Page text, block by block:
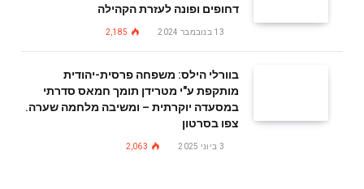
דחופים ופונה לעזרת הקהילה
13 בנובמבר 2024 2,185
בוורלי הילס: משפחה פרסית-יהודית
מותקפת ע"י מטרידן תומך חמאס סדרתי
במסעדה יוקרתית – ומשיבה מלחמה שערה.
צפו בסרטון
3 ביוני 2025 2,063